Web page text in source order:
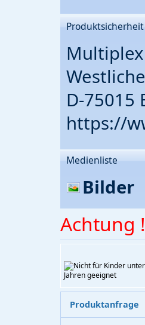
Produktsicherheit
D-75015
https://
Medienliste
Bilder
Achtung
Produktanfrage